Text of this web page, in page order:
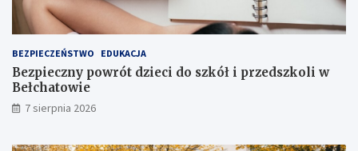
ż
u
ż
,
t
u
ż
BEZPIECZEŃSTWO EDUKACJA
Bezpieczny powrót dzieci do szkół i przedszkoli w
Bełchatowie
7 sierpnia 2026